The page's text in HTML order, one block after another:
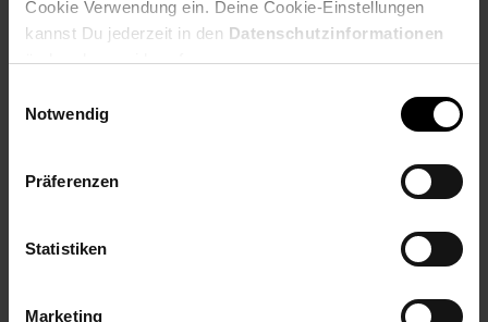
Cookie Verwendung ein. Deine Cookie-Einstellungen
kannst Du jederzeit in den Datenschutzinformationen
ändern bzw. widerrufen.
Notwendig
Präferenzen
Statistiken
Marketing
Payback Punkte Basis°Punkte:
138
Erstklassige Tintentank-Druckqualität für saubere Dokumente
großem Volumen ist tropffrei nachfüllbar. Hergestellt aus
Artikelnummer: 3093399000